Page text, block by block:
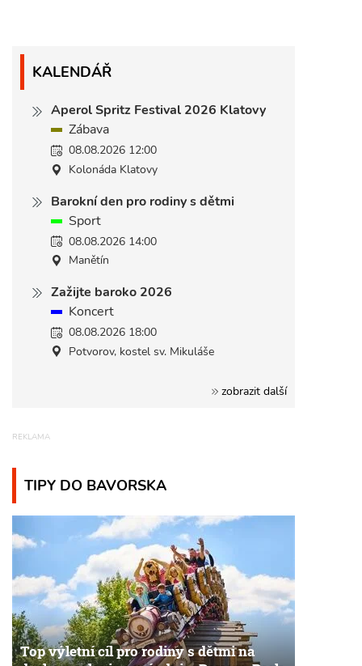
KALENDÁŘ
Aperol Spritz Festival 2026 Klatovy
Zábava
08.08.2026 12:00
Kolonáda Klatovy
Barokní den pro rodiny s dětmi
Sport
08.08.2026 14:00
Manětín
Zažijte baroko 2026
Koncert
08.08.2026 18:00
Potvorov, kostel sv. Mikuláše
zobrazit další
TIPY DO BAVORSKA
Top výletní cíl pro rodiny s dětmi na